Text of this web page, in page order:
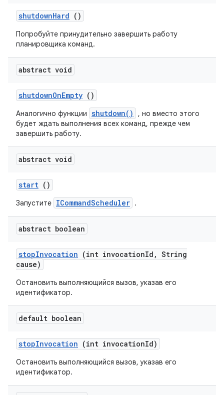
shutdownHard ()
Попробуйте принудительно завершить работу
планировщика команд.
abstract void
shutdownOnEmpty ()
Аналогично функции shutdown()
, но вместо этого
будет ждать выполнения всех команд, прежде чем
завершить работу.
abstract void
start ()
Запустите ICommandScheduler .
abstract boolean
stopInvocation (int invocationId , String
cause)
Остановить выполняющийся вызов, указав его
идентификатор.
default boolean
stopInvocation (int invocationId)
Остановить выполняющийся вызов, указав его
идентификатор.